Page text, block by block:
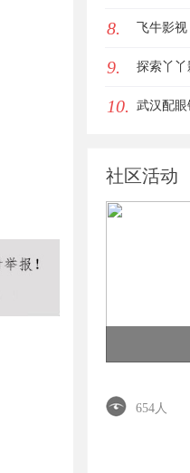
首选平台
8. 飞牛影
台全面解
9. 探索丫
影视平台
10. 武汉配
社区活动
654人